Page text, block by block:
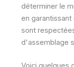
déterminer le
en
sont
d'assemblage